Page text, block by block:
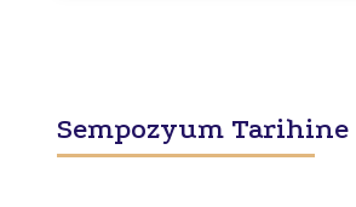
Sempozyum Tarihine